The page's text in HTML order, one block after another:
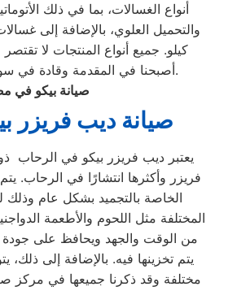
أنواع الغسالات، بما في ذلك
كيلو. جميع أنواع المنتجات لا
أصبحنا في المقدمة وقادة في سوق الشركات بأكمله.
صيانة بيكو في
صيانة ديب فريزر
يعتبر ديب فريزر بيكو في الرحاب
فريزر وأكثرها انتشارًا في الرحاب.
الخاصة بالتجميد بشكل عام وذلك
المختلفة مثل اللحوم والأطعمة
من الوقت والجهد ويحافظ على جودة
يتم تخزينها فيه. بالإضافة إلى ذلك،
مختلفة وقد ذكرنا جميعها في مركز